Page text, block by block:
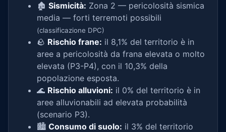
🏚️ Sismicità: Zona 2 — pericolosità sismica
media — forti terremoti possibili
(classificazione DPC)
🪨 Rischio frane: il 8,1% del territorio è in
aree a pericolosità da frana elevata o molto
elevata (P3-P4), con il 10,3% della
popolazione esposta.
🌊 Rischio alluvioni: il 0% del territorio è in
aree alluvionabili ad elevata probabilità
(scenario P3).
🏙️ Consumo di suolo: il 3% del territorio